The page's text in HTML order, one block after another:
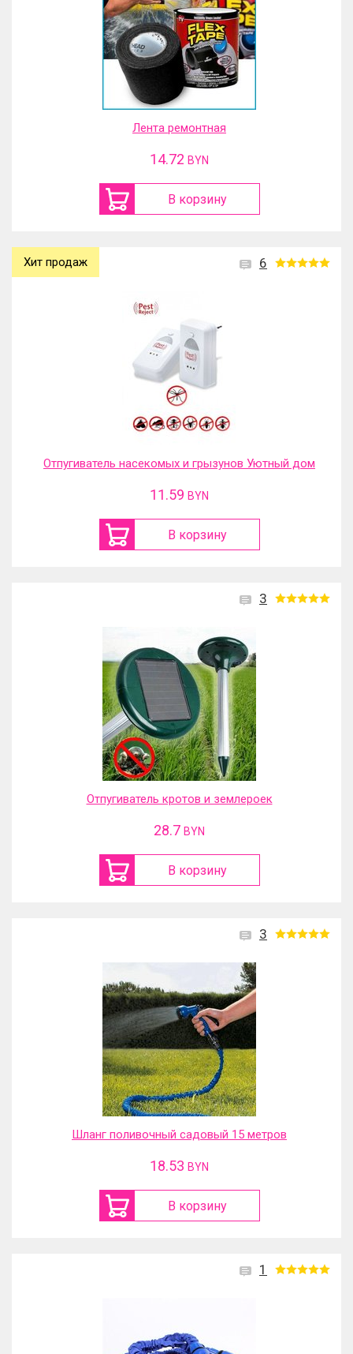
Лента ремонтная
14.72 BYN
В корзину
6
Хит продаж
Отпугиватель насекомых и грызунов Уютный дом
11.59 BYN
В корзину
3
Отпугиватель кротов и землероек
28.7 BYN
В корзину
3
Шланг поливочный садовый 15 метров
18.53 BYN
В корзину
1